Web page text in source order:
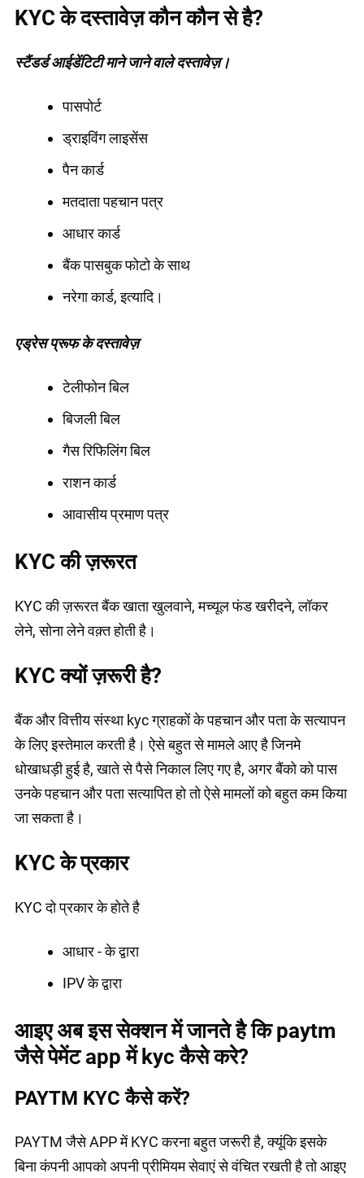
KYC के दस्तावेज़ कौन कौन से है?
स्टैंडर्ड आईडेंटिटी माने जाने वाले दस्तावेज़।
पासपोर्ट
ड्राइविंग लाइसेंस
पैन कार्ड
मतदाता पहचान पत्र
आधार कार्ड
बैंक पासबुक फोटो के साथ
नरेगा कार्ड, इत्यादि।
एड्रेस प्रूफ के दस्तावेज़
टेलीफोन बिल
बिजली बिल
गैस रिफिलिंग बिल
राशन कार्ड
आवासीय प्रमाण पत्र
KYC की ज़रूरत
KYC की ज़रूरत बैंक खाता खुलवाने, मच्यूल फंड खरीदने, लॉकर
लेने, सोना लेने वक़्त होती है।
KYC क्यों ज़रूरी है?
बैंक और वित्तीय संस्था kyc ग्राहकों के पहचान और पता के सत्यापन
के लिए इस्तेमाल करती है। ऐसे बहुत से मामले आए है जिनमे
धोखाधड़ी हुई है, खाते से पैसे निकाल लिए गए है, अगर बैंको को पास
उनके पहचान और पता सत्यापित हो तो ऐसे मामलों को बहुत कम किया
जा सकता है।
KYC के प्रकार
KYC दो प्रकार के होते है
आधार - के द्वारा
IPV के द्वारा
आइए अब इस सेक्शन में जानते है कि paytm
जैसे पेमेंट app में kyc कैसे करे?
PAYTM KYC कैसे करें?
PAYTM जैसे APP में KYC करना बहुत जरूरी है, क्यूंकि इसके
बिना कंपनी आपको अपनी प्रीमियम सेवाएं से वंचित रखती है तो आइए